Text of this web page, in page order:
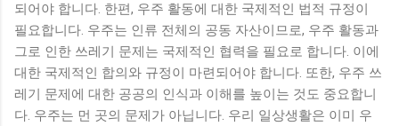
되어야 합니다. 한편, 우주 활동에 대한 국제적인 법적 규정이
필요합니다. 우주는 인류 전체의 공동 자산이므로, 우주 활동과
그로 인한 쓰레기 문제는 국제적인 협력을 필요로 합니다. 이에
대한 국제적인 합의와 규정이 마련되어야 합니다. 또한, 우주 쓰
레기 문제에 대한 공공의 인식과 이해를 높이는 것도 중요합니
다. 우주는 먼 곳의 문제가 아닙니다. 우리 일상생활은 이미 우